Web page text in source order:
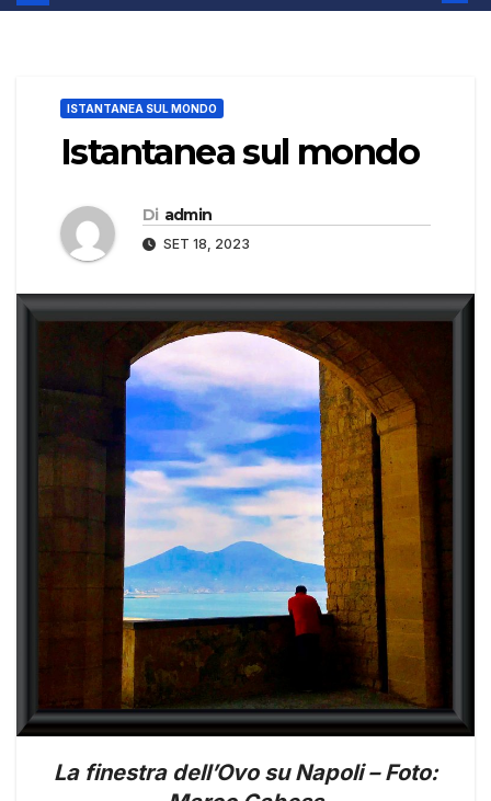
ISTANTANEA SUL MONDO
Istantanea sul mondo
Di admin
SET 18, 2023
La finestra dell’Ovo su Napoli – Foto: